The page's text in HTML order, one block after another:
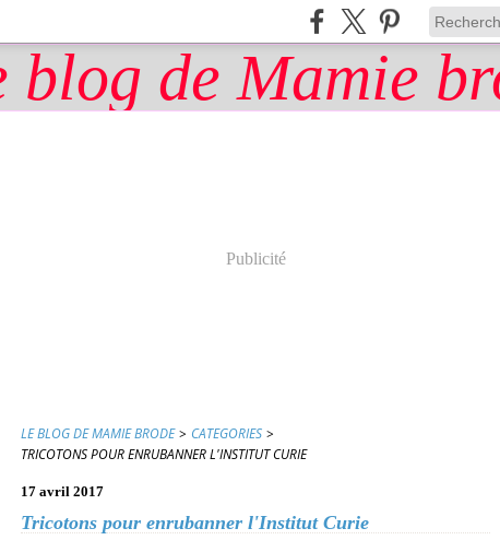
Publicité
LE BLOG DE MAMIE BRODE > CATEGORIES >
TRICOTONS POUR ENRUBANNER L'INSTITUT CURIE
17 avril 2017
Tricotons pour enrubanner l'Institut Curie